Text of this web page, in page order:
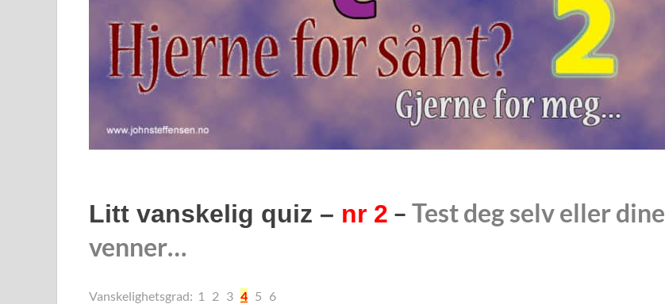
Litt vanskelig quiz – nr 2 – Test deg selv eller dine
venner…
Vanskelighetsgrad: 1 2 3 4 5 6